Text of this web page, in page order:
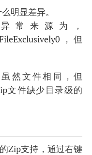
明显差异。
常来源为，
，但
然文件相同，但
文件缺少目录级的
Zip支持，通过右键